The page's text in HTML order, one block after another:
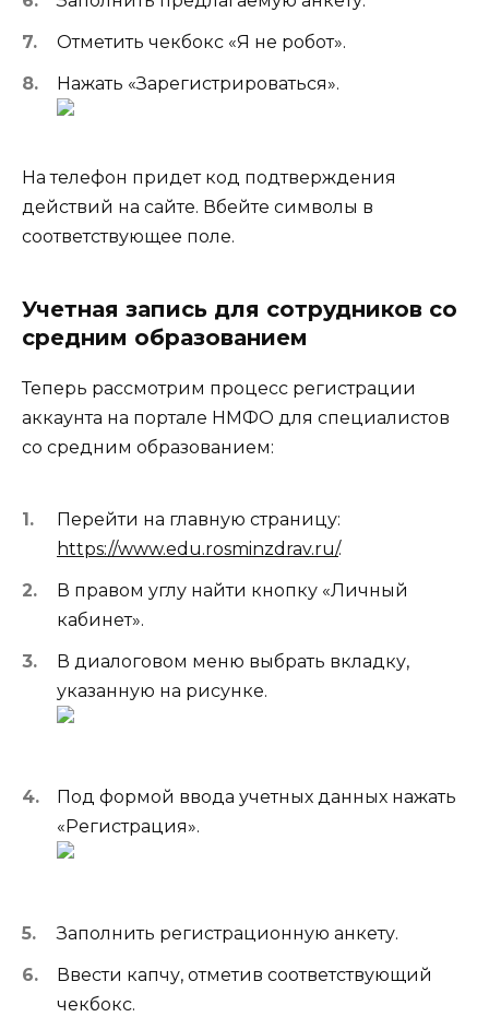
Отметить чекбокс «Я не робот».
Нажать «Зарегистрироваться».
На телефон придет код подтверждения
действий на сайте. Вбейте символы в
соответствующее поле.
Учетная запись для сотрудников со
средним образованием
Теперь рассмотрим процесс регистрации
аккаунта на портале НМФО для специалистов
со средним образованием:
Перейти на главную страницу:
https://www.edu.rosminzdrav.ru/.
В правом углу найти кнопку «Личный
кабинет».
В диалоговом меню выбрать вкладку,
указанную на рисунке.
Под формой ввода учетных данных нажать
«Регистрация».
Заполнить регистрационную анкету.
Ввести капчу, отметив соответствующий
чекбокс.